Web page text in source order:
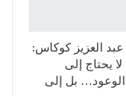
العزيز كوكاس:
يحتاج إلى
بل إلى